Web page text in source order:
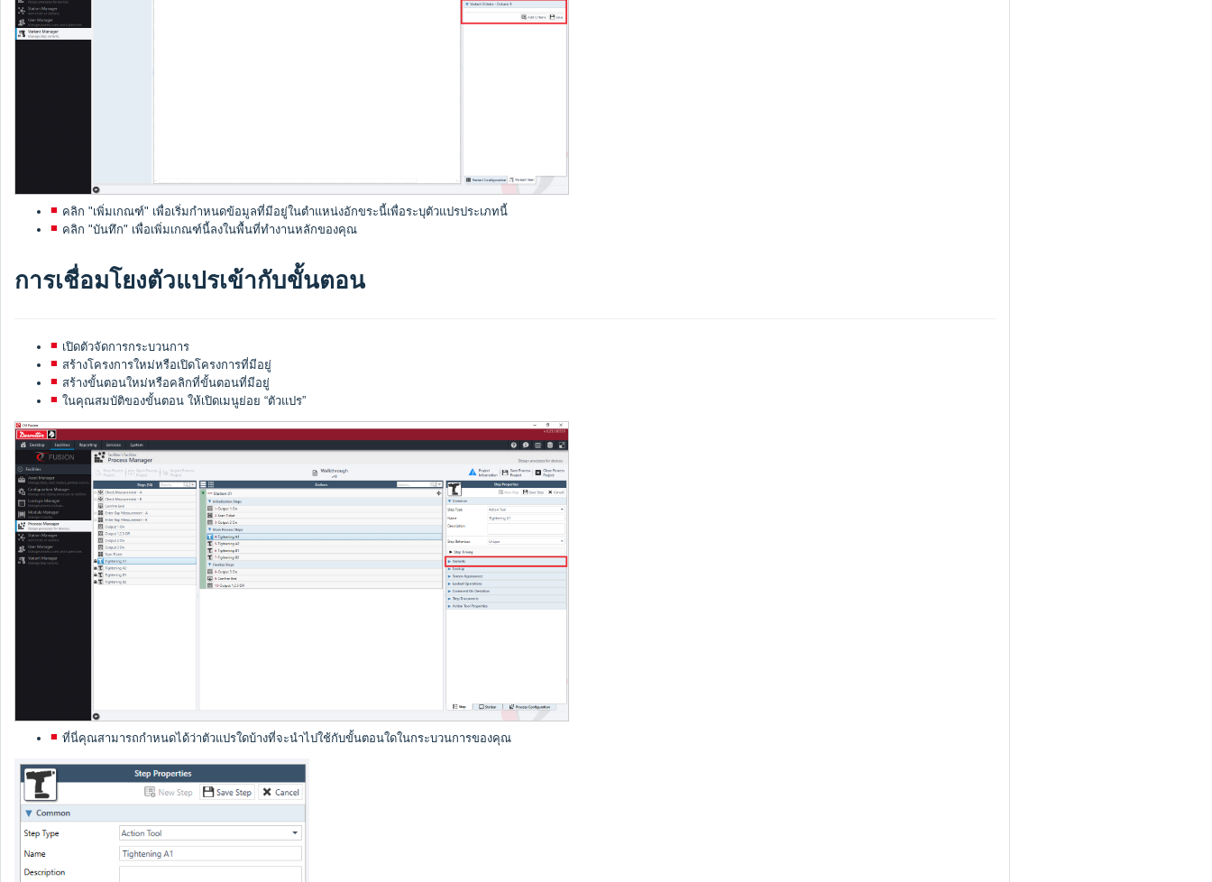
คลิก "เพิ่มเกณฑ์" เพื่อเริ่มกำหนดข้อมูลที่มีอยู่ในตำแหน่งอักขระนี้เพื่อระบุตัวแปรประเภทนี้
คลิก "บันทึก" เพื่อเพิ่มเกณฑ์นี้ลงในพื้นที่ทำงานหลักของคุณ
การเชื่อมโยงตัวแปรเข้ากับขั้นตอน
เปิดตัวจัดการกระบวนการ
สร้างโครงการใหม่หรือเปิดโครงการที่มีอยู่
สร้างขั้นตอนใหม่หรือคลิกที่ขั้นตอนที่มีอยู่
ในคุณสมบัติของขั้นตอน ให้เปิดเมนูย่อย “ตัวแปร”
ที่นี่คุณสามารถกำหนดได้ว่าตัวแปรใดบ้างที่จะนำไปใช้กับขั้นตอนใดในกระบวนการของคุณ